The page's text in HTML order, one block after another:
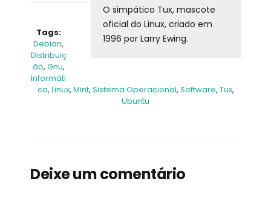
O simpático Tux, mascote
oficial do Linux, criado em
1996 por Larry Ewing.
Tags:
Debian,
Distribuiç
Ão, Gnu,
Informáti
Ca, Linux, Mint, Sistema Operacional, Software, Tux,
Ubuntu
Deixe um comentário